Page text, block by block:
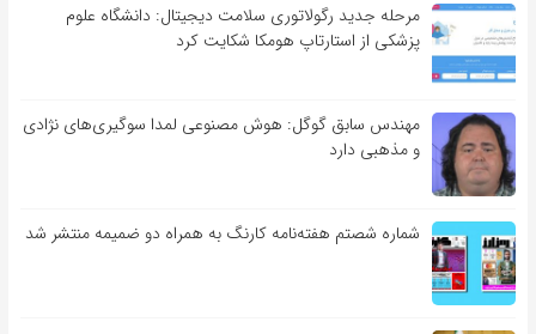
مرحله جدید رگولاتوری سلامت دیجیتال: دانشگاه علوم
پزشکی از استارتاپ هومکا شکایت کرد
مهندس سابق گوگل: هوش مصنوعی لمدا سوگیری‌های نژادی
و مذهبی دارد
شماره شصتم هفته‌نامه کارنگ به همراه دو ضمیمه منتشر شد